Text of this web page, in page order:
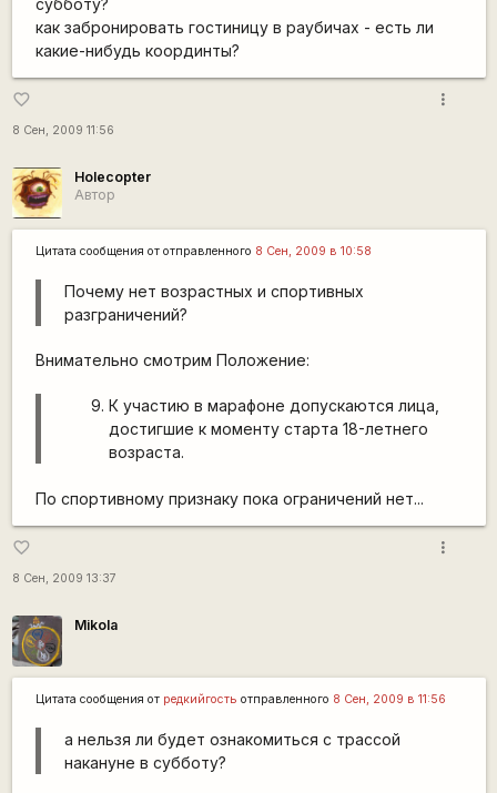
субботу?
как забронировать гостиницу в раубичах - есть ли
какие-нибудь координты?
favorite_border
8 Сен, 2009 11:56
more_vert
Holecopter
Автор
Цитата сообщения от отправленного 8 Сен, 2009 в 10:58
Почему нет возрастных и спортивных
разграничений?
Внимательно смотрим Положение:
К участию в марафоне допускаются лица,
достигшие к моменту старта 18-летнего
возраста.
По спортивному признаку пока ограничений нет...
favorite_border
8 Сен, 2009 13:37
more_vert
Mikola
Цитата сообщения от редкийгость отправленного 8 Сен, 2009 в 11:56
а нельзя ли будет ознакомиться с трассой
накануне в субботу?